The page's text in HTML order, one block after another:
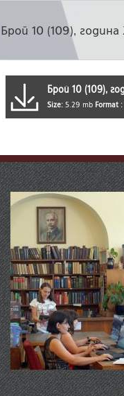
Брой 10 (109),
Брой 10 (109),
Size: 5.29 mb Format :